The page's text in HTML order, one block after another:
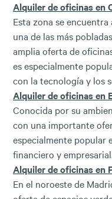
Alquiler de oficinas en
Esta zona se
una de las más
amplia oferta de
es especialmente
con la tecnología y los
Alquiler de oficinas en
Conocida por su
con una importante
especialmente popular
financiero y
Alquiler de oficinas en
En el noroeste de